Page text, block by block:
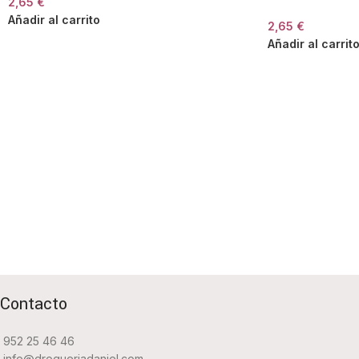
Añadir al carrito
2,65 €
Añadir al carrito
Contacto
952 25 46 46